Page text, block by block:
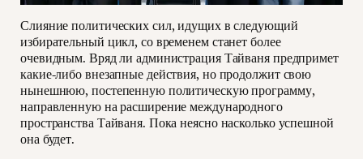
Слияние политических сил, идущих в следующий
избирательный цикл, со временем станет более
очевидным. Вряд ли администрация Тайваня предпримет
какие-либо внезапные действия, но продолжит свою
нынешнюю, постепенную политическую программу,
направленную на расширение международного
пространства Тайваня. Пока неясно насколько успешной
она будет.